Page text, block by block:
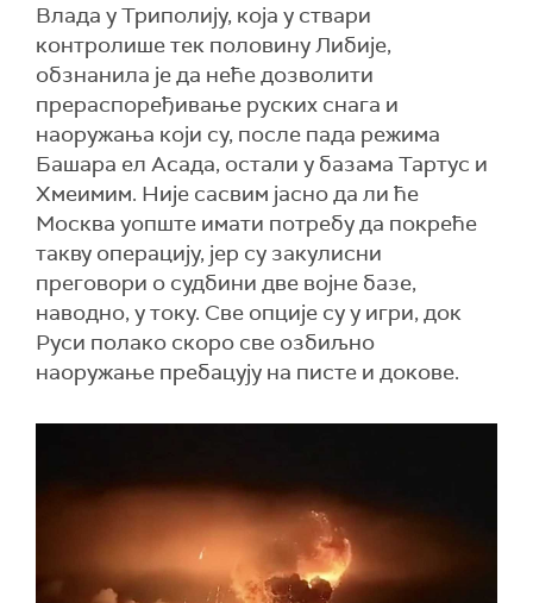
Влада у Триполију, која у ствари
контролише тек половину Либије,
обзнанила је да неће дозволити
прераспоређивање руских снага и
наоружања који су, после пада режима
Башара ел Асада, остали у базама Тартус и
Хмеимим. Није сасвим јасно да ли ће
Москва уопште имати потребу да покреће
такву операцију, јер су закулисни
преговори о судбини две војне базе,
наводно, у току. Све опције су у игри, док
Руси полако скоро све озбиљно
наоружање пребацују на писте и докове.